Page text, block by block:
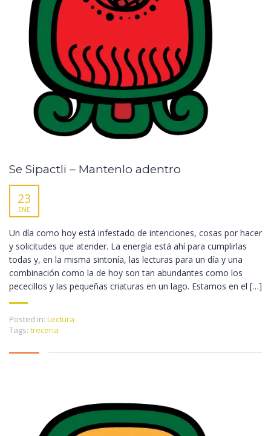
Se Sipactli – Mantenlo adentro
23
ENE
Un día como hoy está infestado de intenciones, cosas por hacer
y solicitudes que atender. La energía está ahí para cumplirlas
todas y, en la misma sintonía, las lecturas para un día y una
combinación como la de hoy son tan abundantes como los
pececillos y las pequeñas criaturas en un lago. Estamos en el […]
Posted in: Lectura
Tags: trecena